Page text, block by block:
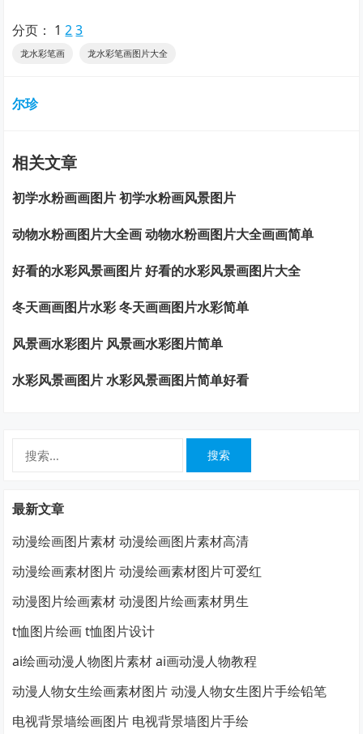
分页： 1 2 3
龙水彩笔画 龙水彩笔画图片大全
尔珍
相关文章
初学水粉画画图片 初学水粉画风景图片
动物水粉画图片大全画 动物水粉画图片大全画画简单
好看的水彩风景画图片 好看的水彩风景画图片大全
冬天画画图片水彩 冬天画画图片水彩简单
风景画水彩图片 风景画水彩图片简单
水彩风景画图片 水彩风景画图片简单好看
最新文章
动漫绘画图片素材 动漫绘画图片素材高清
动漫绘画素材图片 动漫绘画素材图片可爱红
动漫图片绘画素材 动漫图片绘画素材男生
t恤图片绘画 t恤图片设计
ai绘画动漫人物图片素材 ai画动漫人物教程
动漫人物女生绘画素材图片 动漫人物女生图片手绘铅笔
电视背景墙绘画图片 电视背景墙图片手绘